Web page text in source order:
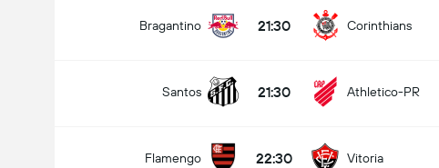
Bragantino 21:30 Corinthians
Santos 21:30 Athletico-PR
Flamengo 22:30 Vitoria